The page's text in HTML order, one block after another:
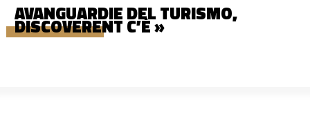
AVANGUARDIE DEL TURISMO,
DISCOVERENT C’È »